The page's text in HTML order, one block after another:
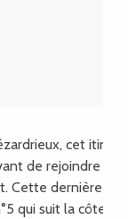
cet
de rejoindre la
Cette dernière
qui suit la côte